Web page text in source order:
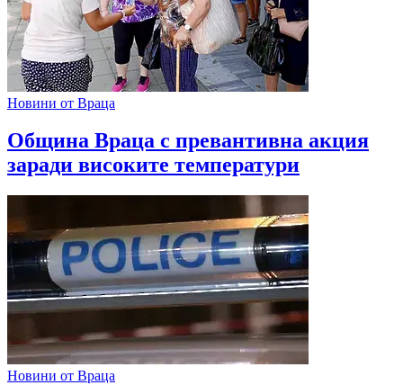
Новини от Враца
Община Враца с превантивна акция
заради високите температури
Новини от Враца